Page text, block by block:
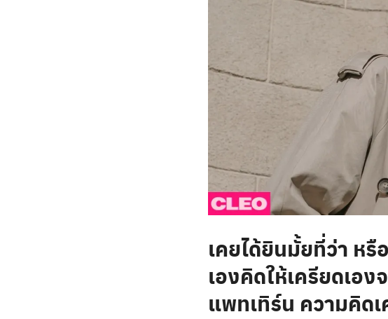
เคยได้ยินมั้ยที่ว่า หรื
เองคิดให้เครียดเอ
แพทเทิร์น ความคิดเ